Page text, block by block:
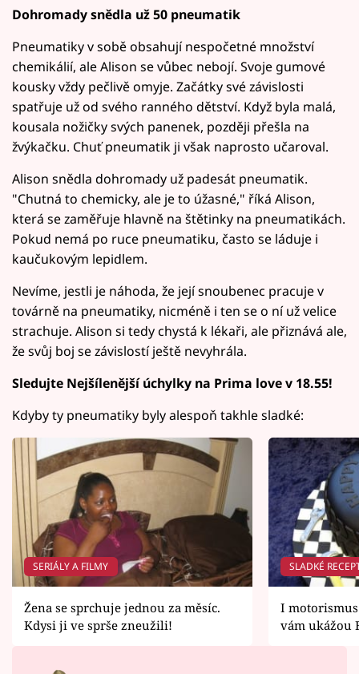
Dohromady snědla už 50 pneumatik
Pneumatiky v sobě obsahují nespočetné množství
chemikálií, ale Alison se vůbec nebojí. Svoje gumové
kousky vždy pečlivě omyje. Začátky své závislosti
spatřuje už od svého ranného dětství. Když byla malá,
kousala nožičky svých panenek, později přešla na
žvýkačku. Chuť pneumatik ji však naprosto učaroval.
Alison snědla dohromady už padesát pneumatik.
"Chutná to chemicky, ale je to úžasné," říká Alison,
která se zaměřuje hlavně na štětinky na pneumatikách.
Pokud nemá po ruce pneumatiku, často se láduje i
kaučukovým lepidlem.
Nevíme, jestli je náhoda, že její snoubenec pracuje v
továrně na pneumatiky, nicméně i ten se o ní už velice
strachuje. Alison si tedy chystá k lékaři, ale přiznává ale,
že svůj boj se závislostí ještě nevyhrála.
Sledujte Nejšílenější úchylky na Prima love v 18.55!
Kdyby ty pneumatiky byly alespoň takhle sladké:
SERIÁLY A FILMY
Žena se sprchuje jednou za měsíc.
Kdysi ji ve sprše zneužili!
SLADKÉ
I
vám ukážou